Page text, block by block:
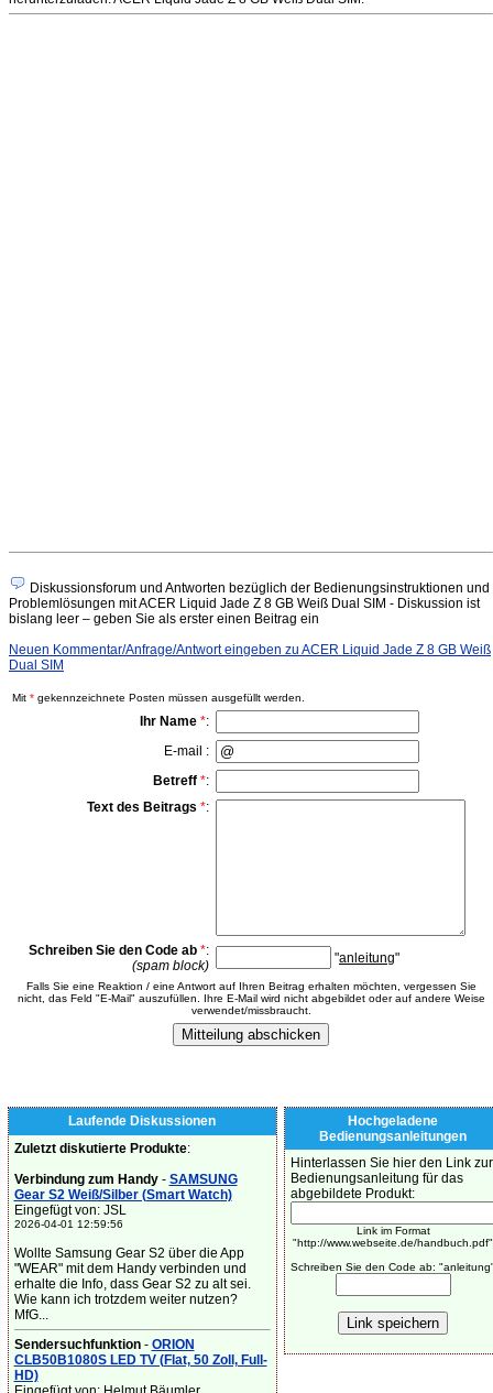
Diskussionsforum und Antworten bezüglich der Bedienungsinstruktionen und
Problemlösungen mit ACER Liquid Jade Z 8 GB Weiß Dual SIM - Diskussion ist
bislang leer – geben Sie als erster einen Beitrag ein
Neuen Kommentar/Anfrage/Antwort eingeben zu ACER Liquid Jade Z 8 GB Weiß
Dual SIM
Mit * gekennzeichnete Posten müssen ausgefüllt werden.
Ihr Name *:
E-mail :
Betreff *:
Text des Beitrags *:
Schreiben Sie den Code ab *:
(spam block)
"anleitung"
Falls Sie eine Reaktion / eine Antwort auf Ihren Beitrag erhalten möchten, vergessen Sie
nicht, das Feld "E-Mail" auszufüllen. Ihre E-Mail wird nicht abgebildet oder auf andere Weise
verwendet/missbraucht.
Laufende Diskussionen
Zuletzt diskutierte Produkte:
Verbindung zum Handy- SAMSUNG
Gear S2 Weiß/Silber (Smart Watch)
Eingefügt von: JSL
2026-04-01 12:59:56
Wollte Samsung Gear S2 über die App
"WEAR" mit dem Handy verbinden und
erhalte die Info, dass Gear S2 zu alt sei.
Wie kann ich trotzdem weiter nutzen?
MfG...
Sendersuchfunktion- ORION
CLB50B1080S LED TV (Flat, 50 Zoll, Full-
HD)
Hochgeladene
Bedienungsanleitungen
Hinterlassen Sie hier den Link zur
Bedienungsanleitung für das
abgebildete Produkt:
Link im Format
"http://www.webseite.de/handbuch.pdf"
Schreiben Sie den Code ab: